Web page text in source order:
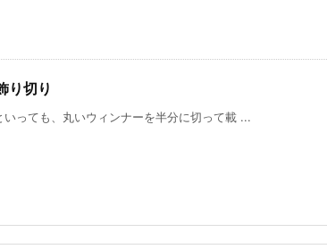
り切り
っても、丸いウィンナーを半分に切って載 ...